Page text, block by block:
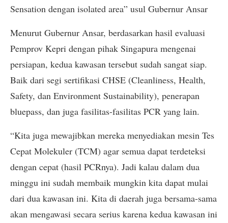
Sensation dengan isolated area” usul Gubernur Ansar
Menurut Gubernur Ansar, berdasarkan hasil evaluasi
Pemprov Kepri dengan pihak Singapura mengenai
persiapan, kedua kawasan tersebut sudah sangat siap.
Baik dari segi sertifikasi CHSE (Cleanliness, Health,
Safety, dan Environment Sustainability), penerapan
bluepass, dan juga fasilitas-fasilitas PCR yang lain.
“Kita juga mewajibkan mereka menyediakan mesin Tes
Cepat Molekuler (TCM) agar semua dapat terdeteksi
dengan cepat (hasil PCRnya). Jadi kalau dalam dua
minggu ini sudah membaik mungkin kita dapat mulai
dari dua kawasan ini. Kita di daerah juga bersama-sama
akan mengawasi secara serius karena kedua kawasan ini